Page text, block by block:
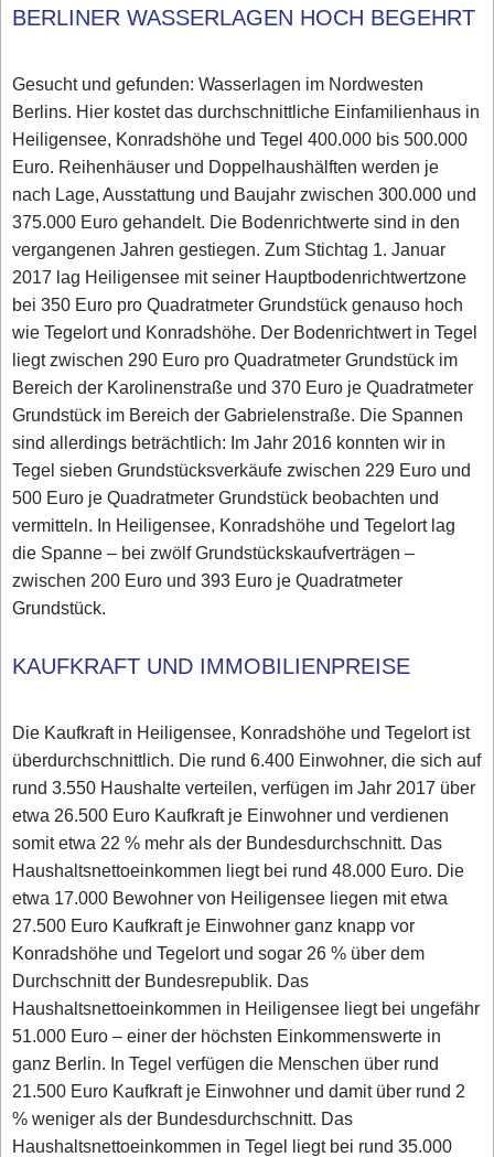
BERLINER WASSERLAGEN HOCH BEGEHRT
Gesucht und gefunden: Wasserlagen im Nordwesten
Berlins. Hier kostet das durchschnittliche Einfamilienhaus in
Heiligensee, Konradshöhe und Tegel 400.000 bis 500.000
Euro. Reihenhäuser und Doppelhaushälften werden je
nach Lage, Ausstattung und Baujahr zwischen 300.000 und
375.000 Euro gehandelt. Die Bodenrichtwerte sind in den
vergangenen Jahren gestiegen. Zum Stichtag 1. Januar
2017 lag Heiligensee mit seiner Hauptbodenrichtwertzone
bei 350 Euro pro Quadratmeter Grundstück genauso hoch
wie Tegelort und Konradshöhe. Der Bodenrichtwert in Tegel
liegt zwischen 290 Euro pro Quadratmeter Grundstück im
Bereich der Karolinenstraße und 370 Euro je Quadratmeter
Grundstück im Bereich der Gabrielenstraße. Die Spannen
sind allerdings beträchtlich: Im Jahr 2016 konnten wir in
Tegel sieben Grundstücksverkäufe zwischen 229 Euro und
500 Euro je Quadratmeter Grundstück beobachten und
vermitteln. In Heiligensee, Konradshöhe und Tegelort lag
die Spanne – bei zwölf Grundstückskaufverträgen –
zwischen 200 Euro und 393 Euro je Quadratmeter
Grundstück.
KAUFKRAFT UND IMMOBILIENPREISE
Die Kaufkraft in Heiligensee, Konradshöhe und Tegelort ist
überdurchschnittlich. Die rund 6.400 Einwohner, die sich auf
rund 3.550 Haushalte verteilen, verfügen im Jahr 2017 über
etwa 26.500 Euro Kaufkraft je Einwohner und verdienen
somit etwa 22 % mehr als der Bundesdurchschnitt. Das
Haushaltsnettoeinkommen liegt bei rund 48.000 Euro. Die
etwa 17.000 Bewohner von Heiligensee liegen mit etwa
27.500 Euro Kaufkraft je Einwohner ganz knapp vor
Konradshöhe und Tegelort und sogar 26 % über dem
Durchschnitt der Bundesrepublik. Das
Haushaltsnettoeinkommen in Heiligensee liegt bei ungefähr
51.000 Euro – einer der höchsten Einkommenswerte in
ganz Berlin. In Tegel verfügen die Menschen über rund
21.500 Euro Kaufkraft je Einwohner und damit über rund 2
% weniger als der Bundesdurchschnitt. Das
Haushaltsnettoeinkommen in Tegel liegt bei rund 35.000